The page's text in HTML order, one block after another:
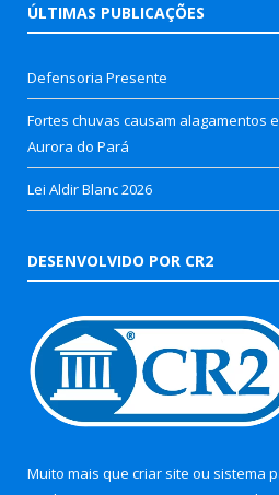
ÚLTIMAS PUBLICAÇÕES
Defensoria Presente
Fortes chuvas causam alagamentos
Aurora do Pará
Lei Aldir Blanc 2026
DESENVOLVIDO POR CR2
Muito mais que criar site ou sistema